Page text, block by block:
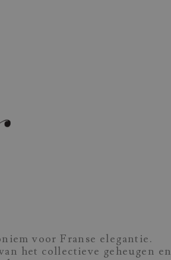
voor Franse elegantie.
het collectieve geheugen en